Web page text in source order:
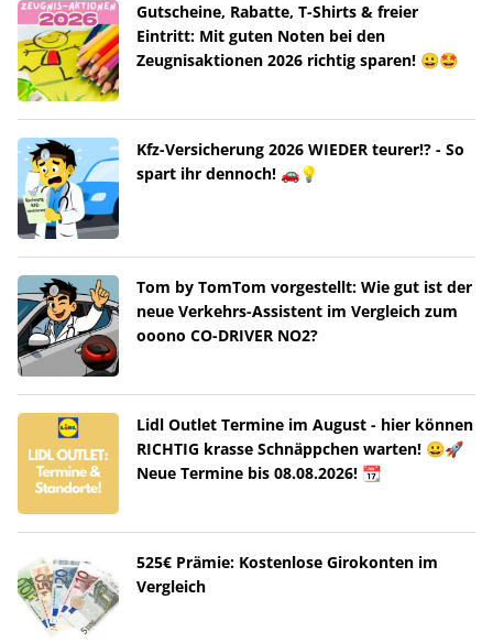
Gutscheine, Rabatte, T-Shirts & freier
Eintritt: Mit guten Noten bei den
Zeugnisaktionen 2026 richtig sparen! 😀🤩
Kfz-Versicherung 2026 WIEDER teurer!? - So
spart ihr dennoch! 🚗💡
Tom by TomTom vorgestellt: Wie gut ist der
neue Verkehrs-Assistent im Vergleich zum
ooono CO-DRIVER NO2?
Lidl Outlet Termine im August - hier können
RICHTIG krasse Schnäppchen warten! 😀🚀
Neue Termine bis 08.08.2026! 📆
525€ Prämie: Kostenlose Girokonten im
Vergleich